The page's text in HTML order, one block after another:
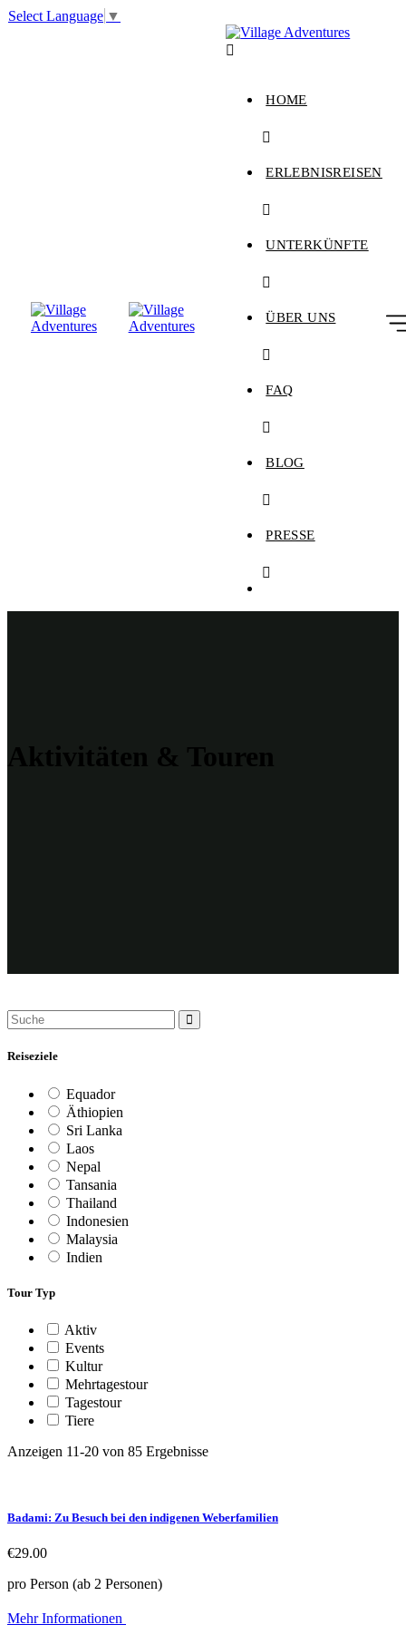
Select Language ▼
HOME
ERLEBNISREISEN
UNTERKÜNFTE
ÜBER UNS
FAQ
BLOG
PRESSE
Aktivitäten & Touren
Reiseziele
Equador
Äthiopien
Sri Lanka
Laos
Nepal
Tansania
Thailand
Indonesien
Malaysia
Indien
Tour Typ
Aktiv
Events
Kultur
Mehrtagestour
Tagestour
Tiere
Anzeigen 11-20 von 85 Ergebnisse
Badami: Zu Besuch bei den indigenen Weberfamilien
€29.00
pro Person (ab 2 Personen)
Mehr Informationen